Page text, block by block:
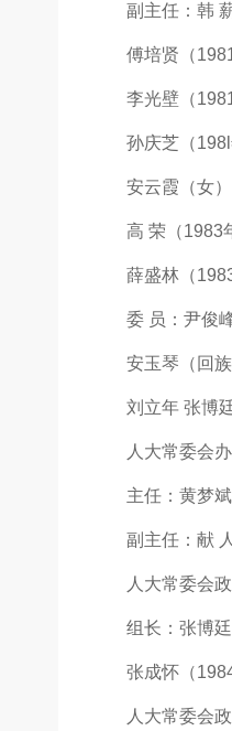
副主任：韩 薪
傅培贤（1981
李光壁（1981
孙庆芝（198l
安云霞（女）
高 荣（1983
薛盛林（1983
委 员：尹俊峰
安玉琴（回族
刘立年 张博廷
人大常委会办
主任：黄梦斌
副主任：献 人
人大常委会政
组长：张博廷
张成怀（1984
人大常委会政